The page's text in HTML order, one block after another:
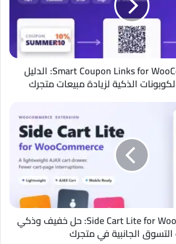
إضافة Smart Coupon Links for WooCommerce: الدليل
الذكية لزيادة مبيعات متجرك
إضافة Side Cart Lite for WooCommerce: حل خفيف وذكي
الجانبية في متجرك